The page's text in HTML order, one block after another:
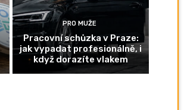
PRO MUŽE
Pracovní schůzka v Praze:
jak vypadat profesionálně, i
když dorazíte vlakem